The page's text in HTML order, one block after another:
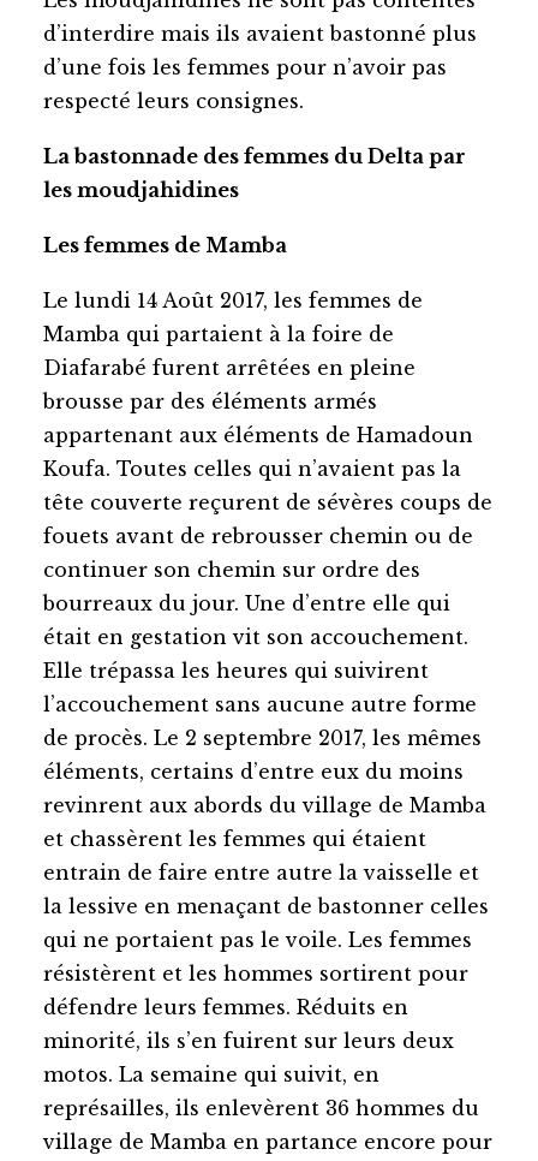
d’interdire mais ils avaient bastonné plus
d’une fois les femmes pour n’avoir pas
respecté leurs consignes.
La bastonnade des femmes du Delta par
les moudjahidines
Les femmes de Mamba
Le lundi 14 Août 2017, les femmes de
Mamba qui partaient à la foire de
Diafarabé furent arrêtées en pleine
brousse par des éléments armés
appartenant aux éléments de Hamadoun
Koufa. Toutes celles qui n’avaient pas la
tête couverte reçurent de sévères coups de
fouets avant de rebrousser chemin ou de
continuer son chemin sur ordre des
bourreaux du jour. Une d’entre elle qui
était en gestation vit son accouchement.
Elle trépassa les heures qui suivirent
l’accouchement sans aucune autre forme
de procès. Le 2 septembre 2017, les mêmes
éléments, certains d’entre eux du moins
revinrent aux abords du village de Mamba
et chassèrent les femmes qui étaient
entrain de faire entre autre la vaisselle et
la lessive en menaçant de bastonner celles
qui ne portaient pas le voile. Les femmes
résistèrent et les hommes sortirent pour
défendre leurs femmes. Réduits en
minorité, ils s’en fuirent sur leurs deux
motos. La semaine qui suivit, en
représailles, ils enlevèrent 36 hommes du
village de Mamba en partance encore pour